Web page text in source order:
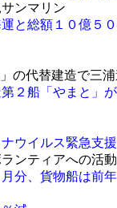
ンマリン
と総額１０億５
の代替建造で三
２船「やまと」
ウイルス緊急支
ンティアへの活
分、貨物船は前